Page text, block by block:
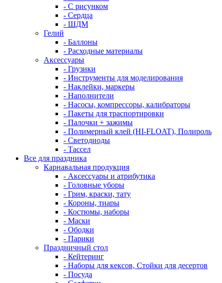
- С рисунком
- Сердца
- ШДМ
Гелий
- Баллоны
- Расходные материалы
Аксессуары
- Грузики
- Инструменты для моделирования
- Наклейки, маркеры
- Наполнители
- Насосы, компрессоры, калибраторы
- Пакеты для траспортировки
- Палочки + зажимы
- Полимерный клей (HI-FLOAT), Полироль
- Светодиоды
- Тассел
Все для праздника
Карнавальная продукция
- Аксессуары и атрибутика
- Головные уборы
- Грим, краски, тату
- Короны, тиары
- Костюмы, наборы
- Маски
- Ободки
- Парики
Праздничный стол
- Кейтеринг
- Наборы для кексов, Стойки для десертов
- Посуда